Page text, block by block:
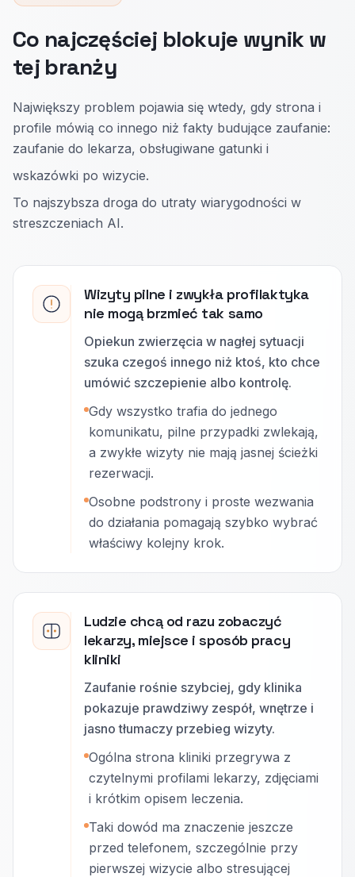
Co najczęściej blokuje wynik w
tej branży
Największy problem pojawia się wtedy, gdy strona i
profile mówią co innego niż fakty budujące zaufanie:
zaufanie do lekarza, obsługiwane gatunki i
wskazówki po wizycie.
To najszybsza droga do utraty wiarygodności w
streszczeniach AI.
Wizyty pilne i zwykła profilaktyka
nie mogą brzmieć tak samo
Opiekun zwierzęcia w nagłej sytuacji
szuka czegoś innego niż ktoś, kto chce
umówić szczepienie albo kontrolę.
Gdy wszystko trafia do jednego
komunikatu, pilne przypadki zwlekają,
a zwykłe wizyty nie mają jasnej ścieżki
rezerwacji.
Osobne podstrony i proste wezwania
do działania pomagają szybko wybrać
właściwy kolejny krok.
Ludzie chcą od razu zobaczyć
lekarzy, miejsce i sposób pracy
kliniki
Zaufanie rośnie szybciej, gdy klinika
pokazuje prawdziwy zespół, wnętrze i
jasno tłumaczy przebieg wizyty.
Ogólna strona kliniki przegrywa z
czytelnymi profilami lekarzy, zdjęciami
i krótkim opisem leczenia.
Taki dowód ma znaczenie jeszcze
przed telefonem, szczególnie przy
pierwszej wizycie albo stresującej